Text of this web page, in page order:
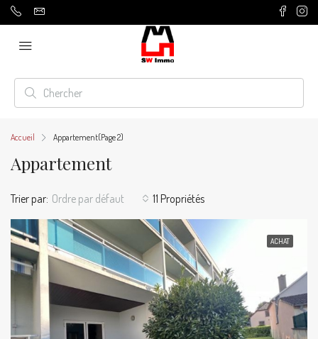
Accueil Appartement(Page 2)
Appartement
11 Propriétés
Trier par: Ordre par défaut
ACHAT